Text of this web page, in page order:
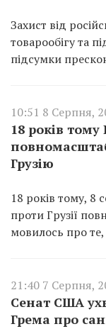
Захист від
товарообігу та
підсумки
10:51 8 Серпня,
18 років тому
Грузію
18 років тому, 8
проти Грузії
мовилось про
21:40 7 Серпня,
Сенат США
Грема про